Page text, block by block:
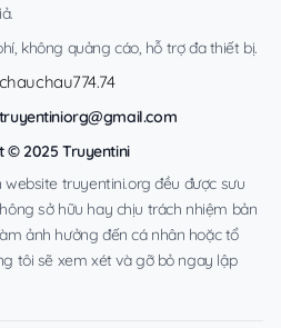
không quảng cáo, hỗ trợ đa thiết bị.
truyentiniorg@gmail.com
© 2025 Truyentini
truyentini.org đều được sưu
sở hữu hay chịu trách nhiệm bản
ảnh hưởng đến cá nhân hoặc tổ
tôi sẽ xem xét và gỡ bỏ ngay lập